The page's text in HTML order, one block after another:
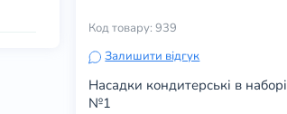
Код товару: 939
Залишити відгук
Насадки кондитерські в наборі
№1